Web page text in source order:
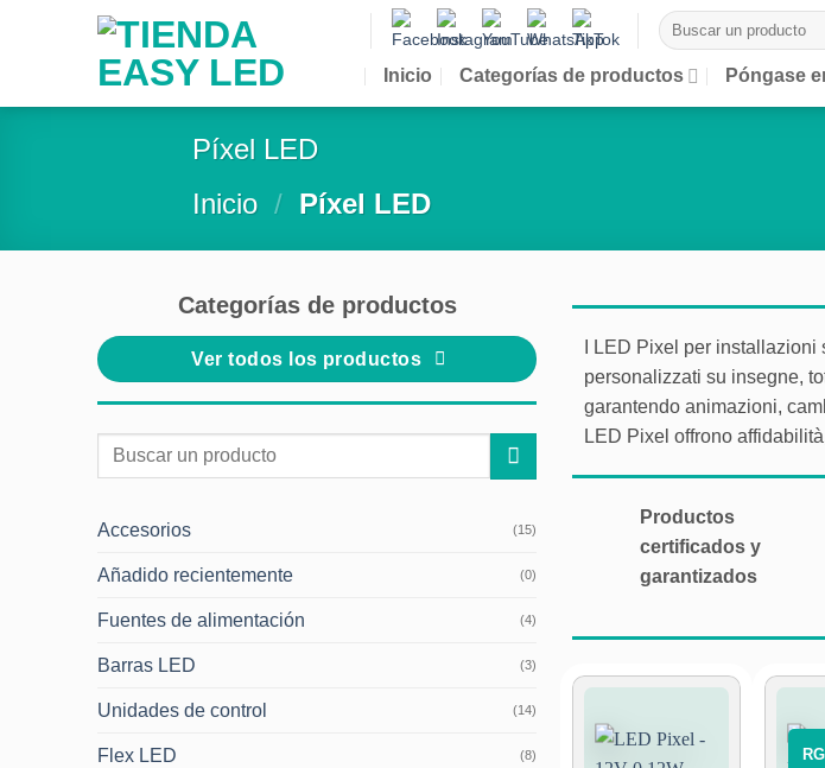
Buscar
por:
Inicio Categorías de productos Póngase
Píxel LED
Inicio / Píxel LED
Categorías de productos
Ver todos los productos
Buscar
Accesorios (15)
Añadido recientemente (0)
Fuentes de alimentación (4)
Barras LED (3)
Unidades de control (14)
Flex LED (8)
I LED Pixel per
personalizzati su insegne,
garantendo animazioni,
LED Pixel offrono
Productos
certificados y
garantizados